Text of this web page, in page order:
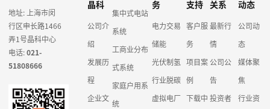
地址: 上海市闵
行区申长路1466
弄1号晶科中心
电话:021-
51808666
晶科
公司介
绍
发展历
程
企业文
集中式电站
系统
工商业分布
式系统
家庭户用系
统
务
电力交易
储能
光伏制氢
行业脱碳
虚拟电厂
支持
客户服
务
项目案
例
下载中
关系
最新行
情
公司公
告
投资者
动态
公司动
态
媒体聚
焦
行业资